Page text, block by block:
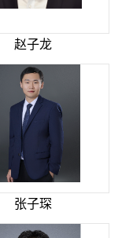
赵子龙
张子琛